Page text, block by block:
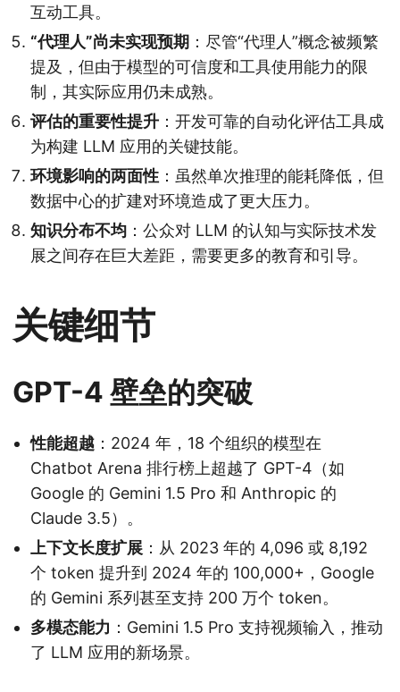
互动工具。
“代理人”尚未实现预期 ：尽管“代理人”概念被频繁
提及，但由于模型的可信度和工具使用能力的限
制，其实际应用仍未成熟。
评估的重要性提升 ：开发可靠的自动化评估工具成
为构建 LLM 应用的关键技能。
环境影响的两面性 ：虽然单次推理的能耗降低，但
数据中心的扩建对环境造成了更大压力。
知识分布不均 ：公众对 LLM 的认知与实际技术发
展之间存在巨大差距，需要更多的教育和引导。
关键细节
GPT-4 壁垒的突破
性能超越 ：2024 年，18 个组织的模型在
Chatbot Arena 排行榜上超越了 GPT-4（如
Google 的 Gemini 1.5 Pro 和 Anthropic 的
Claude 3.5）。
上下文长度扩展 ：从 2023 年的 4,096 或 8,192
个 token 提升到 2024 年的 100,000+，Google
的 Gemini 系列甚至支持 200 万个 token。
多模态能力 ：Gemini 1.5 Pro 支持视频输入，推动
了 LLM 应用的新场景。